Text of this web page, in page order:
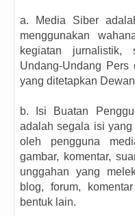
a. Media Siber
menggunakan
kegiatan jurnalistik,
Undang-Undang
yang ditetapkan
b. Isi Buatan
adalah segala isi
oleh pengguna
gambar, komentar,
unggahan yang
blog, forum,
bentuk lain.